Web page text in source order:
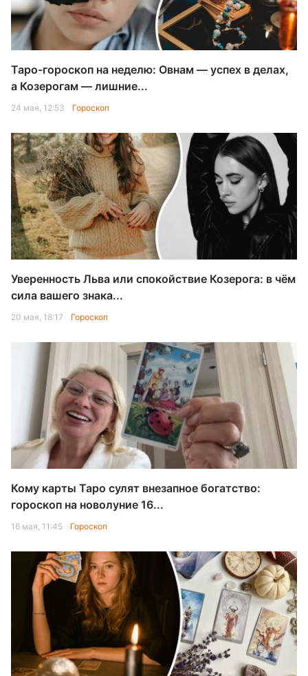
Таро-гороскоп на неделю: Овнам — успех в делах,
а Козерогам — лишние...
24 мая, 12:53 Гороскоп
Уверенность Льва или спокойствие Козерога: в чём
сила вашего знака...
20 мая, 18:17 Гороскоп
Кому карты Таро сулят внезапное богатство:
гороскоп на новолуние 16...
16 мая, 11:45 Гороскоп